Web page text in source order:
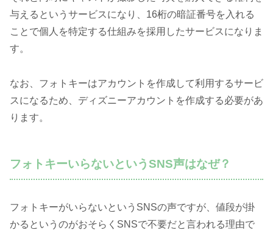
与えるというサービスになり、16桁の暗証番号を入れる
ことで個人を特定する仕組みを採用したサービスになりま
す。
なお、フォトキーはアカウントを作成して利用するサービ
スになるため、ディズニーアカウントを作成する必要があ
ります。
フォトキーいらないというSNS声はなぜ？
フォトキーがいらないというSNSの声ですが、値段が掛
かるというのがおそらくSNSで不要だと言われる理由で